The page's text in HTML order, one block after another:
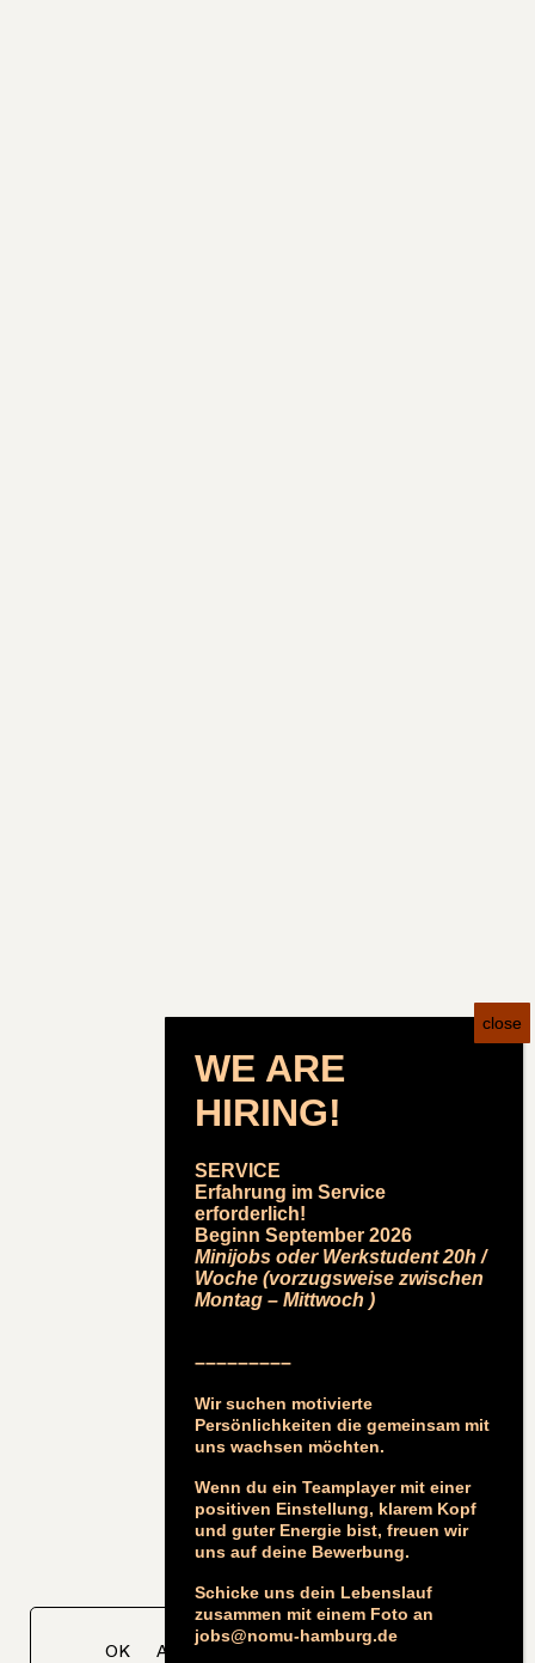
WE ARE
HIRING!
SERVICE
Erfahrung im Service
erforderlich!
Beginn September 2026
Minijobs oder Werkstudent 20h /
Woche (vorzugsweise zwischen
Montag – Mittwoch )
–––––––––
Wir suchen motivierte
Persönlichkeiten die gemeinsam mit
uns wachsen möchten.
Wenn du ein Teamplayer mit einer
positiven Einstellung, klarem Kopf
und guter Energie bist, freuen wir
uns auf deine Bewerbung.
Schicke uns dein Lebenslauf
zusammen mit einem Foto an
jobs@nomu-hamburg.de
Wir nutzen Cookies.
OK
Ablehnen Datenschutzerklärung